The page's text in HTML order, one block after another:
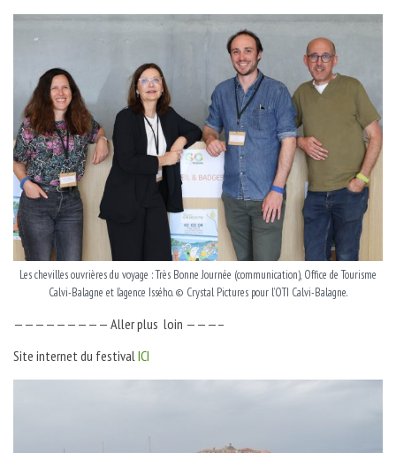
Les chevilles ouvrières du voyage : Très Bonne Journée (communication), Office de Tourisme
Calvi-Balagne et l’agence Issého. © Crystal Pictures pour l’OTI Calvi-Balagne.
————————— Aller plus loin ———–
Site internet du festivalICI